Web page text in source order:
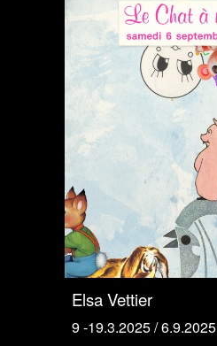
Elsa Vettier
9 -19.3.2025 / 6.9.2025